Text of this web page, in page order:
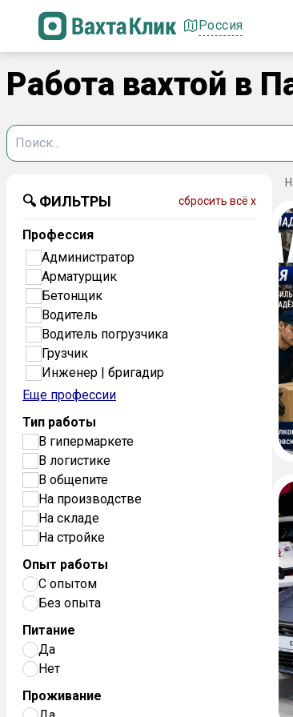
Россия
Работа вахтой в
🔍 ФИЛЬТРЫ сбросить всё x
Профессия
Администратор
Арматурщик
Бетонщик
Водитель
Водитель погрузчика
Грузчик
Инженер | бригадир
Еще профессии
Тип работы
В гипермаркете
В логистике
В общепите
На производстве
На складе
На стройке
Опыт работы
С опытом
Без опыта
Питание
Да
Нет
Проживание